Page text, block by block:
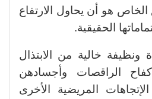
هو أن يحاول الارتفاع
الحقيقية.
ونظيفة خالية من الابتذال
الراقصات وأجسادهن
المريضية الأخرى